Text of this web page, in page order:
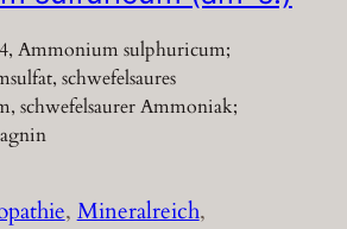
Ammonium sulphuricum;
schwefelsaures
schwefelsaurer Ammoniak;
, Mineralreich